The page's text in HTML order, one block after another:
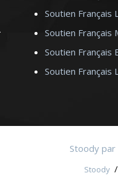
Soutien Français
Soutien Français
Soutien Français
Soutien Français
Stoody
Stoody /